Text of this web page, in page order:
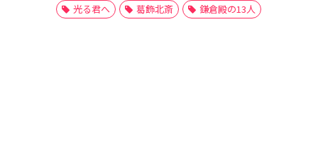
光る君へ
葛飾北斎 鎌倉殿の13人